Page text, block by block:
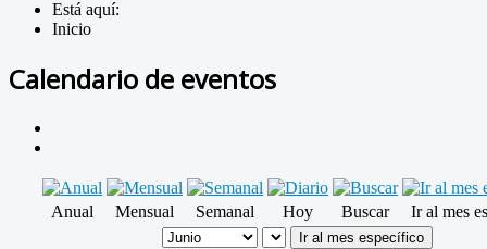
Está aquí:
Inicio
Calendario de eventos
Anual Mensual Semanal Hoy Buscar Ir al mes
Ir al mes específico